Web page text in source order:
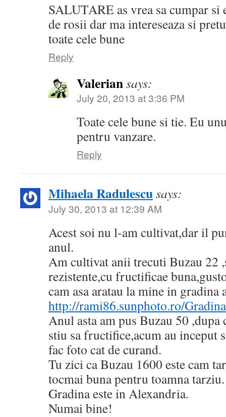
SALUTARE as vrea sa cumpar
de rosii dar ma intereseaza si
toate cele bune
Reply
Valeriansays:
July 20, 2013 at 3:36 PM
Toate cele bune si tie. Eu
pentru vanzare.
Reply
Mihaela Radulescusays:
July 30, 2013 at 12:39 AM
Acest soi nu l-am cultivat,dar il
anul.
Am cultivat anii trecuti Buzau 22
rezistente,cu fructificae
cam asa aratau la mine in gradina
http://rami86.sunphoto.ro/
Anul asta am pus Buzau 50 ,dupa
stiu sa fructifice,acum au inceput
fac foto cat de curand.
Tu zici ca Buzau 1600 este cam
tocmai buna pentru toamna tarziu.
Gradina este in Alexandria.
Numai bine!